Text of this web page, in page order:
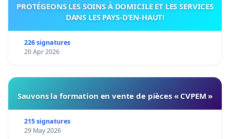
PROTÉGEONS LES SOINS À DOMICILE ET LES SERVICES
DANS LES PAYS-D’EN-HAUT!
226 signatures
20 Apr 2026
Sauvons la formation en vente de pièces « CVPEM »
215 signatures
29 May 2026